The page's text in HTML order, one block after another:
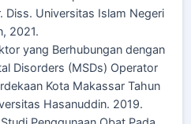
Diss. Universitas Islam Negeri
2021.
yang Berhubungan dengan
Disorders (MSDs) Operator
Kota Makassar Tahun
Hasanuddin. 2019.